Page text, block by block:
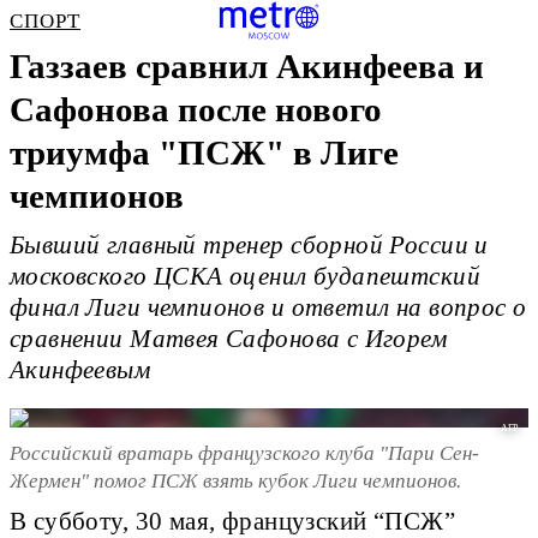
СПОРТ
Газзаев сравнил Акинфеева и
Сафонова после нового
триумфа "ПСЖ" в Лиге
чемпионов
Бывший главный тренер сборной России и
московского ЦСКА оценил будапештский
финал Лиги чемпионов и ответил на вопрос о
сравнении Матвея Сафонова с Игорем
Акинфеевым
AFP
Российский вратарь французского клуба "Пари Сен-
Жермен" помог ПСЖ взять кубок Лиги чемпионов.
В субботу, 30 мая, французский “ПСЖ”